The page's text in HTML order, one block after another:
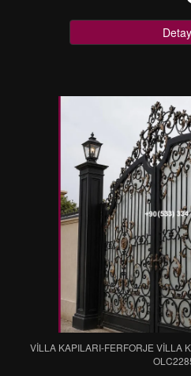
Detay
VİLLA KAPILARI-FERFORJE VİLLA